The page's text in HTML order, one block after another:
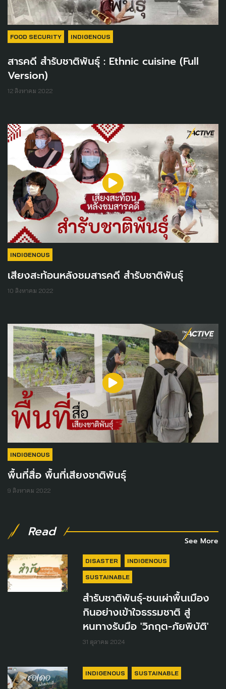
FOOD SECURITY INDIGENOUS
สารคดี สำรับชาติพันธุ์ : Ethnic cuisine (Full
Version)
12 สิงหาคม 2022
INDIGENOUS
เสียงสะท้อนหลังชมสารคดี สำรับชาติพันธุ์
10 สิงหาคม 2022
INDIGENOUS
พื้นที่สื่อ พื้นที่เสียงชาติพันธุ์
9 สิงหาคม 2022
Read
See More
DISASTER INDIGENOUS
SUSTAINABLE
สำรับชาติพันธุ์-ชนเผ่าพื้นเมือง
กินอย่างเข้าใจธรรมชาติ สู่
หนทางรับมือ 'วิกฤต-ภัยพิบัติ'
31 ตุลาคม 2024
INDIGENOUS SUSTAINABLE